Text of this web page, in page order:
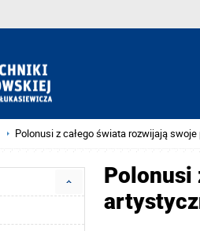
Polonusi z całego świata rozwijają
Polonusi